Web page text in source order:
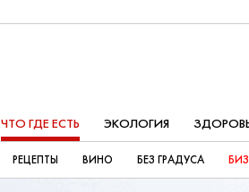
ЧТО ГДЕ ЕСТЬ ЭКОЛОГИЯ
РЕЦЕПТЫ ВИНО БЕЗ ГРАДУСА